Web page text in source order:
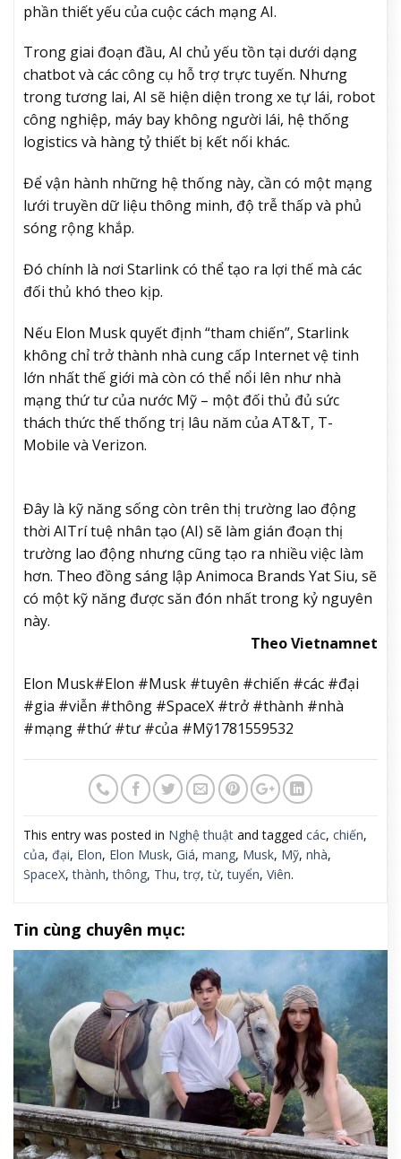
phần thiết yếu của cuộc cách mạng AI.
Trong giai đoạn đầu, AI chủ yếu tồn tại dưới dạng
chatbot và các công cụ hỗ trợ trực tuyến. Nhưng
trong tương lai, AI sẽ hiện diện trong xe tự lái, robot
công nghiệp, máy bay không người lái, hệ thống
logistics và hàng tỷ thiết bị kết nối khác.
Để vận hành những hệ thống này, cần có một mạng
lưới truyền dữ liệu thông minh, độ trễ thấp và phủ
sóng rộng khắp.
Đó chính là nơi Starlink có thể tạo ra lợi thế mà các
đối thủ khó theo kịp.
Nếu Elon Musk quyết định “tham chiến”, Starlink
không chỉ trở thành nhà cung cấp Internet vệ tinh
lớn nhất thế giới mà còn có thể nổi lên như nhà
mạng thứ tư của nước Mỹ – một đối thủ đủ sức
thách thức thế thống trị lâu năm của AT&T, T-
Mobile và Verizon.
Đây là kỹ năng sống còn trên thị trường lao động
thời AITrí tuệ nhân tạo (AI) sẽ làm gián đoạn thị
trường lao động nhưng cũng tạo ra nhiều việc làm
hơn. Theo đồng sáng lập Animoca Brands Yat Siu, sẽ
có một kỹ năng được săn đón nhất trong kỷ nguyên
này.
Theo Vietnamnet
Elon Musk#Elon #Musk #tuyên #chiến #các #đại
#gia #viễn #thông #SpaceX #trở #thành #nhà
#mạng #thứ #tư #của #Mỹ1781559532
This entry was posted in Nghệ thuật and tagged các, chiến,
của, đại, Elon, Elon Musk, Giá, mang, Musk, Mỹ, nhà,
SpaceX,thành,thông, Thu,trợ,từ,tuyển, Viên.
Tin cùng chuyên mục: